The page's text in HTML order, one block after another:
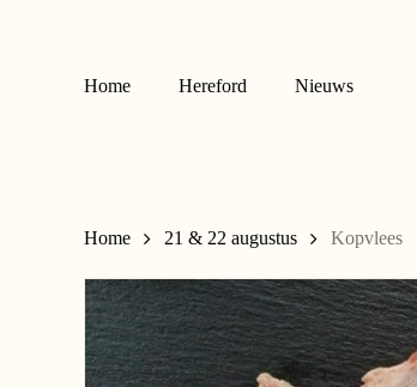
Home Hereford Nieuws
Home 21 & 22 augustus Kopvlees